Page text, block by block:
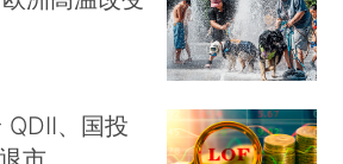
QDII、国投